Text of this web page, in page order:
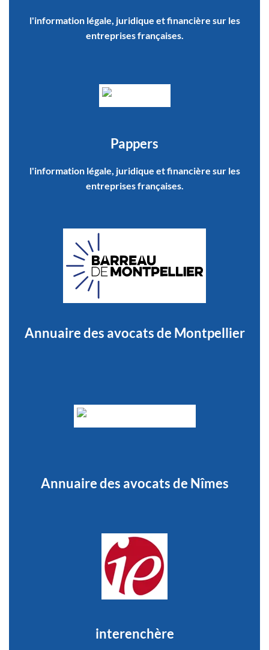
l'information légale, juridique et financière sur les
entreprises françaises.
Pappers
l'information légale, juridique et financière sur les
entreprises françaises.
Annuaire des avocats de Montpellier
Annuaire des avocats de Nîmes
interenchère